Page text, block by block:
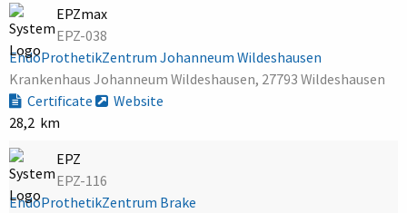
EPZmax
EPZ-038
EndoProthetikZentrum Johanneum Wildeshausen
Krankenhaus Johanneum Wildeshausen, 27793 Wildeshausen
Certificate
Website
28,2 km
EPZ
EPZ-116
EndoProthetikZentrum Brake